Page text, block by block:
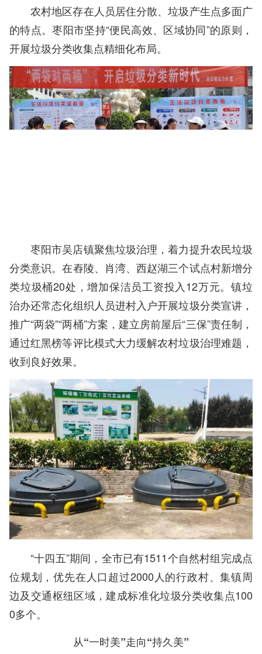
农村地区存在人员居住分散、垃圾产生点多面广
的特点。枣阳市坚持“便民高效、区域协同”的原则，
开展垃圾分类收集点精细化布局。
枣阳市吴店镇聚焦垃圾治理，着力提升农民垃圾
分类意识。在舂陵、肖湾、西赵湖三个试点村新增分
类垃圾桶20处，增加保洁员工资投入12万元。镇垃
治办还常态化组织人员进村入户开展垃圾分类宣讲，
推广“两袋”“两桶”方案，建立房前屋后“三保”责任制，
通过红黑榜等评比模式大力缓解农村垃圾治理难题，
收到良好效果。
“十四五”期间，全市已有1511个自然村组完成点
位规划，优先在人口超过2000人的行政村、集镇周
边及交通枢纽区域，建成标准化垃圾分类收集点100
0多个。
从“一时美”走向“持久美”